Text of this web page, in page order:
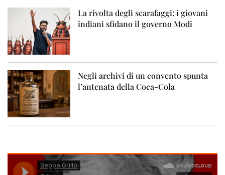
La rivolta degli scarafaggi: i giovani
indiani sfidano il governo Modi
Negli archivi di un convento spunta
l’antenata della Coca-Cola